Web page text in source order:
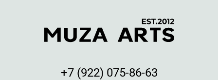
+7 (922) 075-86-63